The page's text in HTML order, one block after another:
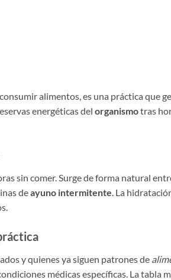
alimentos, es una práctica que
energéticas del organismotras
sin comer. Surge de forma natural
deayuno intermitente. La
y quienes ya siguen patrones de
médicas específicas. La tabla